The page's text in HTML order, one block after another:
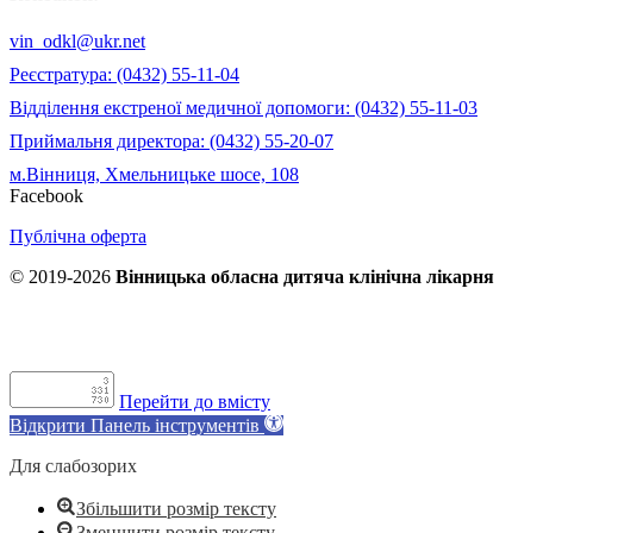
vin_odkl@ukr.net
Реєстратура: (0432) 55-11-04
Відділення екстреної медичної допомоги: (0432) 55-11-03
Приймальня директора: (0432) 55-20-07
м.Вінниця, Хмельницьке шосе, 108
Facebook
Публічна оферта
© 2019-2026 Вінницька обласна дитяча клінічна лікарня
Перейти до вмісту
Відкрити Панель інструментів
Для слабозорих
Збільшити розмір тексту